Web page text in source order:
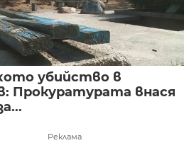
убийство в
Прокуратурата внася
Реклама